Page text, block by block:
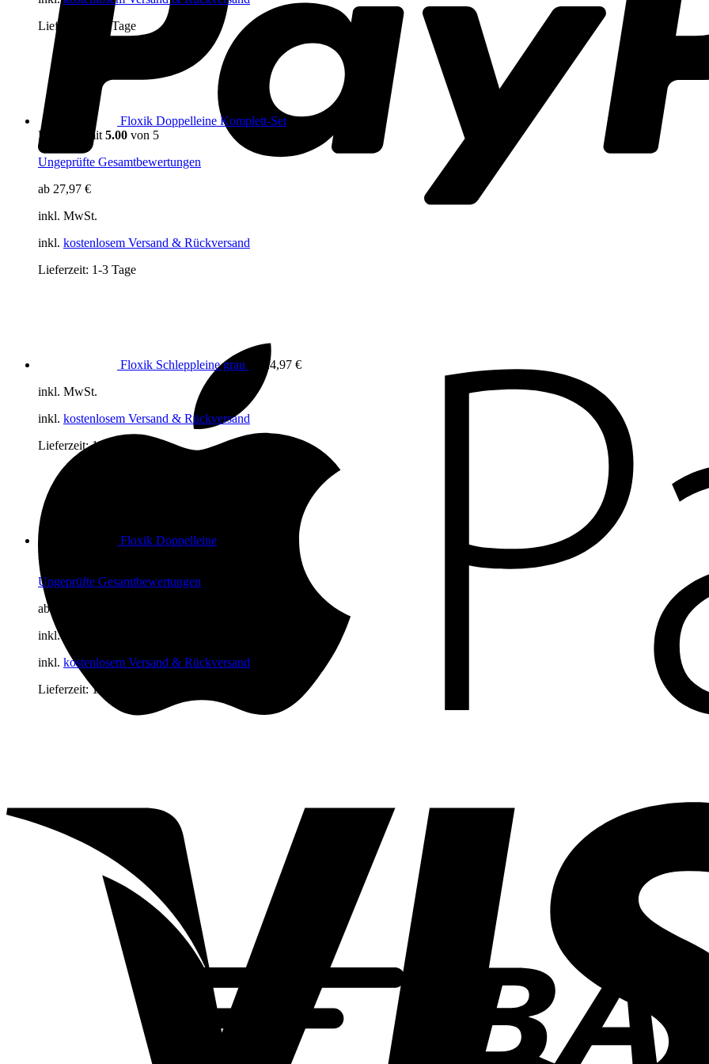
Lieferzeit:
1-3 Tage
Floxik Doppelleine Komplett-Set
Bewertet mit 5.00 von 5
Ungeprüfte Gesamtbewertungen
ab 27,97 €
inkl. MwSt.
inkl. kostenlosem Versand & Rückversand
Lieferzeit: 1-3 Tage
Floxik Schleppleine grau 24,97 €
inkl. MwSt.
inkl. kostenlosem Versand & Rückversand
Lieferzeit:1-3 Tage
Floxik Doppelleine
Bewertet mit
Ungeprüfte Gesamtbewertungen
ab
inkl. MwSt.
inkl. kostenlosem Versand & Rückversand
Lieferzeit:1-3 Tage